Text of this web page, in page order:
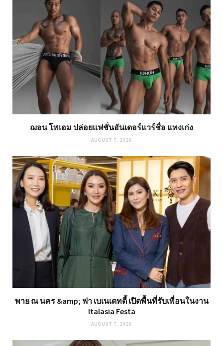
ฌอน โพเอม ปล่อยแฟชั่นอันเดอร์แวร์ชื่อ แทงเก่ง
AUGUST 7, 2026
พาย ณ นคร &amp; ฟา เบเนเดทตี้ เปิดพื้นที่รับเพื่อนในงาน
Italasia Festa
AUGUST 7, 2026